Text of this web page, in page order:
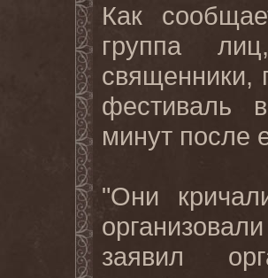
Как
группа
священники,
фестиваль
минут после
"Они
заявил